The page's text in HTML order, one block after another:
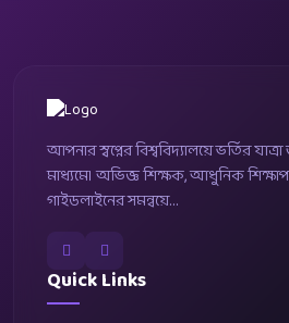
আপনার স্বপ্নের বিশ্ববিদ্যালয়ে ভর্তির
মাধ্যমে। অভিজ্ঞ শিক্ষক, আধুনিক
গাইডলাইনের সমন্বয়ে...
Quick Links